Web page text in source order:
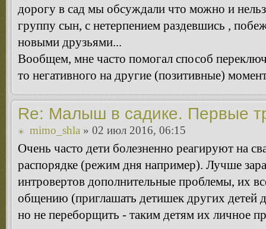
дорогу в сад мы обсуждали что можно и
группу сын, с нетерпением раздевшись ,
новыми друзьями...
Вообщем, мне часто помогал способ
то негативного на другие (позитивные)
Re: Малыш в садике. Первые
mimo_shla » 02 июл 2016, 06:15
Очень часто дети болезненно реагируют на
распорядке (режим дня например). Лучше
интровертов дополнительные проблемы, их
общению (приглашать детишек других детей
но не переборщить - таким детям их личное